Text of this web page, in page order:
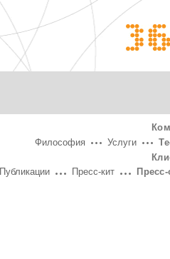
Услуги
Философия
Пресс-кит
Публикации